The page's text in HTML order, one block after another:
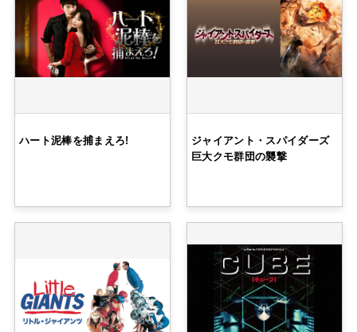
ハート泥棒を捕まえろ!
ジャイアント・スパイダーズ
巨大クモ群団の襲撃